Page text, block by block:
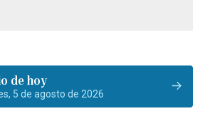
de hoy
5 de agosto de 2026